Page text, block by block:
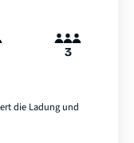
3
die Ladung und